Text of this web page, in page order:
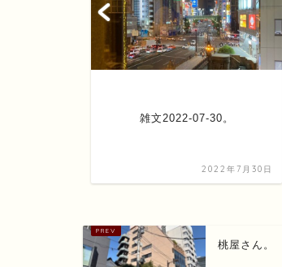
雑文2022-07-30。
2022年7月30日
桃屋さん。